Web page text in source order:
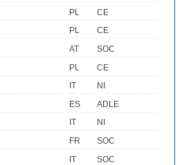
PL
CE
PL
CE
AT
SOC
PL
CE
IT
NI
ES
ADLE
IT
NI
FR
SOC
IT
SOC